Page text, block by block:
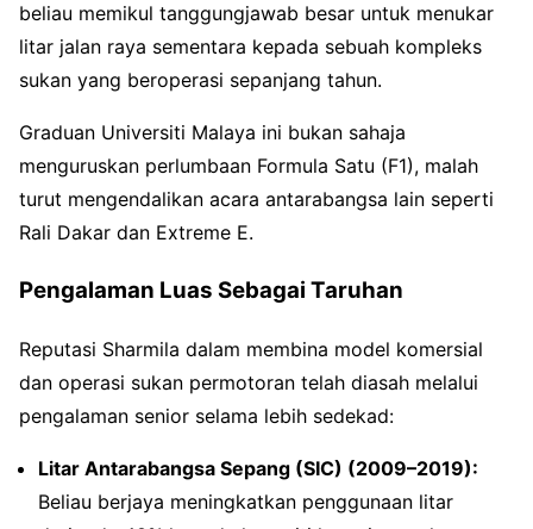
beliau memikul tanggungjawab besar untuk menukar
litar jalan raya sementara kepada sebuah kompleks
sukan yang beroperasi sepanjang tahun.
Graduan Universiti Malaya ini bukan sahaja
menguruskan perlumbaan Formula Satu (F1), malah
turut mengendalikan acara antarabangsa lain seperti
Rali Dakar dan Extreme E.
Pengalaman Luas Sebagai Taruhan
Reputasi Sharmila dalam membina model komersial
dan operasi sukan permotoran telah diasah melalui
pengalaman senior selama lebih sedekad:
Litar Antarabangsa Sepang (SIC) (2009–2019):
Beliau berjaya meningkatkan penggunaan litar